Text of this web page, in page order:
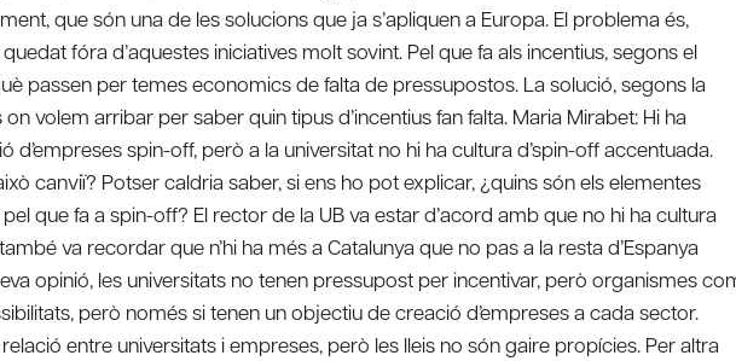
que són una de les solucions que ja s’apliquen a Europa. El problema és,
fóra d’aquestes iniciatives molt sovint. Pel que fa als incentius, segons el
passen per temes economics de falta de pressupostos. La solució, segons la
volem arribar per saber quin tipus d’incentius fan falta. Maria Mirabet: Hi ha
spin-off, però a la universitat no hi ha cultura d’spin-off accentuada.
canviï? Potser caldria saber, si ens ho pot explicar, ¿quins són els elementes
que fa a spin-off? El rector de la UB va estar d’acord amb que no hi ha cultura
va recordar que n’hi ha més a Catalunya que no pas a la resta d’Espanya
opinió, les universitats no tenen pressupost per incentivar, però organismes
però només si tenen un objectiu de creació d’empreses a cada sector.
entre universitats i empreses, però les lleis no són gaire propícies. Per altra